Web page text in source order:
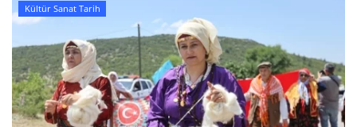
Kültür Sanat Tarih